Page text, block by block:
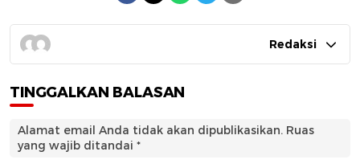
Redaksi
TINGGALKAN BALASAN
Alamat email Anda tidak akan dipublikasikan. Ruas
yang wajib ditandai *